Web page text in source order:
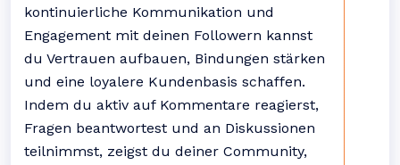
kontinuierliche Kommunikation und
Engagement mit deinen Followern kannst
du Vertrauen aufbauen, Bindungen stärken
und eine loyalere Kundenbasis schaffen.
Indem du aktiv auf Kommentare reagierst,
Fragen beantwortest und an Diskussionen
teilnimmst, zeigst du deiner Community,